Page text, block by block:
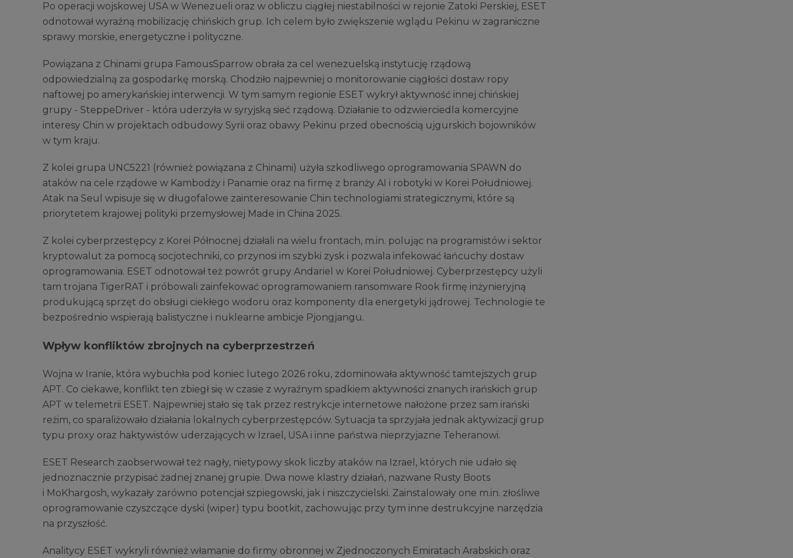
Po operacji wojskowej USA w Wenezueli oraz w obliczu ciągłej niestabilności w rejonie Zatoki Perskiej, ESET
odnotował wyraźną mobilizację chińskich grup. Ich celem było zwiększenie wglądu Pekinu w zagraniczne
sprawy morskie, energetyczne i polityczne.
Powiązana z Chinami grupa FamousSparrow obrała za cel wenezuelską instytucję rządową
odpowiedzialną za gospodarkę morską. Chodziło najpewniej o monitorowanie ciągłości dostaw ropy
naftowej po amerykańskiej interwencji. W tym samym regionie ESET wykrył aktywność innej chińskiej
grupy - SteppeDriver - która uderzyła w syryjską sieć rządową. Działanie to odzwierciedla komercyjne
interesy Chin w projektach odbudowy Syrii oraz obawy Pekinu przed obecnością ujgurskich bojowników
w tym kraju.
Z kolei grupa UNC5221 (również powiązana z Chinami) użyła szkodliwego oprogramowania SPAWN do
ataków na cele rządowe w Kambodży i Panamie oraz na firmę z branży AI i robotyki w Korei Południowej.
Atak na Seul wpisuje się w długofalowe zainteresowanie Chin technologiami strategicznymi, które są
priorytetem krajowej polityki przemysłowej Made in China 2025.
Z kolei cyberprzestępcy z Korei Północnej działali na wielu frontach, m.in. polując na programistów i sektor
kryptowalut za pomocą socjotechniki, co przynosi im szybki zysk i pozwala infekować łańcuchy dostaw
oprogramowania. ESET odnotował też powrót grupy Andariel w Korei Południowej. Cyberprzestępcy użyli
tam trojana TigerRAT i próbowali zainfekować oprogramowaniem ransomware Rook firmę inżynieryjną
produkującą sprzęt do obsługi ciekłego wodoru oraz komponenty dla energetyki jądrowej. Technologie te
bezpośrednio wspierają balistyczne i nuklearne ambicje Pjongjangu.
Wpływ konfliktów zbrojnych na cyberprzestrzeń
Wojna w Iranie, która wybuchła pod koniec lutego 2026 roku, zdominowała aktywność tamtejszych grup
APT. Co ciekawe, konflikt ten zbiegł się w czasie z wyraźnym spadkiem aktywności znanych irańskich grup
APT w telemetrii ESET. Najpewniej stało się tak przez restrykcje internetowe nałożone przez sam irański
reżim, co sparaliżowało działania lokalnych cyberprzestępców. Sytuacja ta sprzyjała jednak aktywizacji grup
typu proxy oraz haktywistów uderzających w Izrael, USA i inne państwa nieprzyjazne Teheranowi.
ESET Research zaobserwował też nagły, nietypowy skok liczby ataków na Izrael, których nie udało się
jednoznacznie przypisać żadnej znanej grupie. Dwa nowe klastry działań, nazwane Rusty Boots
i MoKhargosh, wykazały zarówno potencjał szpiegowski, jak i niszczycielski. Zainstalowały one m.in. złośliwe
oprogramowanie czyszczące dyski (wiper) typu bootkit, zachowując przy tym inne destrukcyjne narzędzia
na przyszłość.
Analitycy ESET wykryli również włamanie do firmy obronnej w Zjednoczonych Emiratach Arabskich oraz